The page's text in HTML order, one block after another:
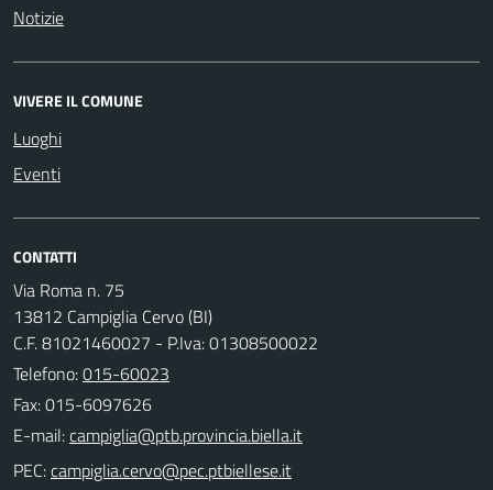
Notizie
VIVERE IL COMUNE
Luoghi
Eventi
CONTATTI
Via Roma n. 75
13812 Campiglia Cervo (BI)
C.F. 81021460027 - P.Iva: 01308500022
Telefono:015-60023
Fax: 015-6097626
E-mail:
PEC: